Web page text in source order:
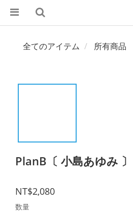
全てのアイテム 所有商品
PlanB〔 小島あゆみ 〕
NT$2,080
数量